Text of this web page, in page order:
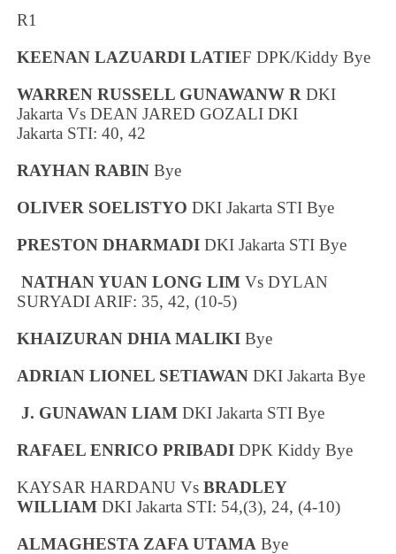
R1
KEENAN LAZUARDI LATIEF DPK/Kiddy Bye
WARREN RUSSELL GUNAWANW R DKI
Jakarta Vs DEAN JARED GOZALIDKI
Jakarta STI: 40, 42
RAYHAN RABIN Bye
OLIVER SOELISTYO DKI Jakarta STI Bye
PRESTON DHARMADI DKI Jakarta STI Bye
NATHAN YUAN LONG LIM Vs DYLAN
SURYADI ARIF: 35, 42, (10-5)
KHAIZURAN DHIA MALIKI Bye
ADRIAN LIONEL SETIAWAN DKI Jakarta Bye
J. GUNAWAN LIAM DKI Jakarta STI Bye
RAFAEL ENRICO PRIBADI DPK Kiddy Bye
KAYSAR HARDANU VsBRADLEY
WILLIAMDKI Jakarta STI: 54,(3), 24, (4-10)
ALMAGHESTA ZAFA UTAMA Bye